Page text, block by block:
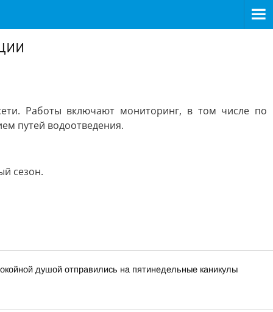
Работы включают мониторинг, в том числе по
путей водоотведения.
сезон.
душой отправились на пятинедельные каникулы